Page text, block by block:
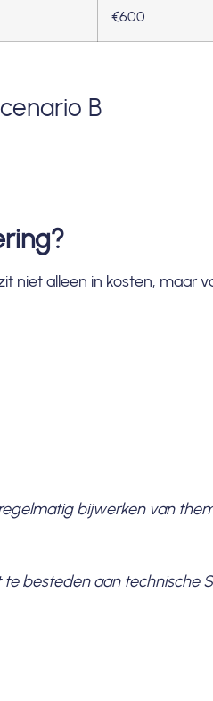
€600
B
niet alleen in kosten, maar
bijwerken van
besteden aan technische